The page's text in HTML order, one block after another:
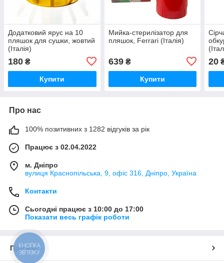
Додатковий ярус на 10
пляшок для сушки, жовтий
(Італія)
180 ₴
Купити
Мийка-стерилізатор для
пляшок, Ferrari (Італія)
639₴
Купити
20
Про нас
100% позитивних з 1282 відгуків за рік
Працює з 02.04.2022
м. Дніпро
вулиця Краснопільська, 9, офіс 316, Дніпро, Україна
Контакти
Сьогодні працює з 10:00 до 17:00
Показати весь графік роботи
Про нас
КНОПКА
ЗВ'ЯЗКУ